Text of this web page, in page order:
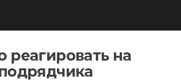
реагировать на